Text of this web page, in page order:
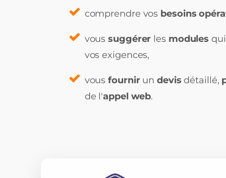
comprendre vos besoins
voussuggérer les modules
vos exigences,
vousfournir undevis détaillé,
de l'appel web.